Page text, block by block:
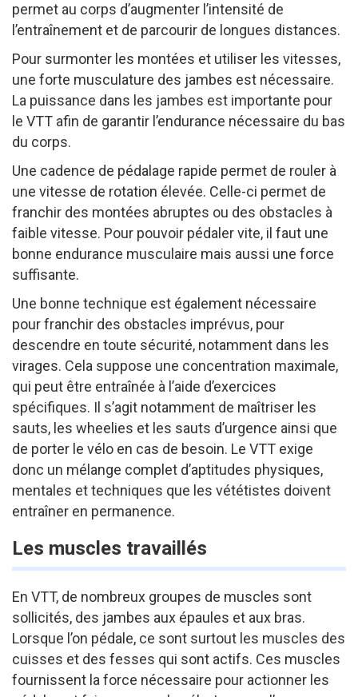
permet au corps d’augmenter l’intensité de
l’entraînement et de parcourir de longues distances.
Pour surmonter les montées et utiliser les vitesses,
une forte musculature des jambes est nécessaire.
La puissance dans les jambes est importante pour
le VTT afin de garantir l’endurance nécessaire du bas
du corps.
Une cadence de pédalage rapide permet de rouler à
une vitesse de rotation élevée. Celle-ci permet de
franchir des montées abruptes ou des obstacles à
faible vitesse. Pour pouvoir pédaler vite, il faut une
bonne endurance musculaire mais aussi une force
suffisante.
Une bonne technique est également nécessaire
pour franchir des obstacles imprévus, pour
descendre en toute sécurité, notamment dans les
virages. Cela suppose une concentration maximale,
qui peut être entraînée à l’aide d’exercices
spécifiques. Il s’agit notamment de maîtriser les
sauts, les wheelies et les sauts d’urgence ainsi que
de porter le vélo en cas de besoin. Le VTT exige
donc un mélange complet d’aptitudes physiques,
mentales et techniques que les vététistes doivent
entraîner en permanence.
Les muscles travaillés
En VTT, de nombreux groupes de muscles sont
sollicités, des jambes aux épaules et aux bras.
Lorsque l’on pédale, ce sont surtout les muscles des
cuisses et des fesses qui sont actifs. Ces muscles
fournissent la force nécessaire pour actionner les